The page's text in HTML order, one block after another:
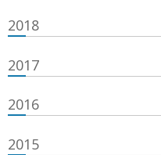
2018
2017
2016
2015